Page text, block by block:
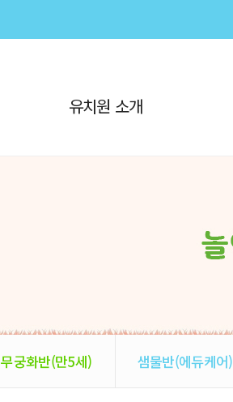
유치원 소개
무궁화반(만5세) 샘물반(에듀케어)